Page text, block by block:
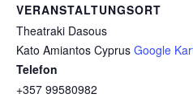
VERANSTALTUNGSORT
Theatraki Dasous
Kato Amiantos Cyprus Google
Telefon
+357 99580982